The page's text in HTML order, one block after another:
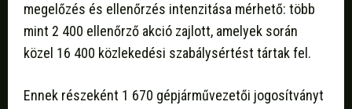
megelőzés és ellenőrzés intenzitása mérhető: több
mint 2 400 ellenőrző akció zajlott, amelyek során
közel 16 400 közlekedési szabálysértést tártak fel.
Ennek részeként 1 670 gépjárművezetői jogosítványt